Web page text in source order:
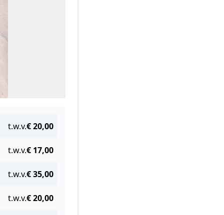
t.w.v.€ 20,00
t.w.v.€ 17,00
t.w.v.€ 35,00
t.w.v.€ 20,00